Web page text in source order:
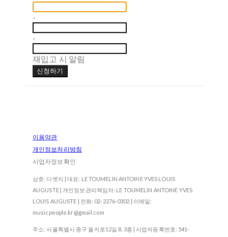
-
-
재입고 시 알림
신청하기
이용약관
개인정보처리방침
사업자정보확인
상호: 디엣지 | 대표: LE TOUMELIN ANTOINE YVES LOUIS
AUGUSTE | 개인정보관리책임자: LE TOUMELIN ANTOINE YVES
LOUIS AUGUSTE | 전화: 02-2276-0302 | 이메일:
musicpeople.kr@gmail.com
주소: 서울특별시 중구 을지로12길 8, 3층 | 사업자등록번호: 541-